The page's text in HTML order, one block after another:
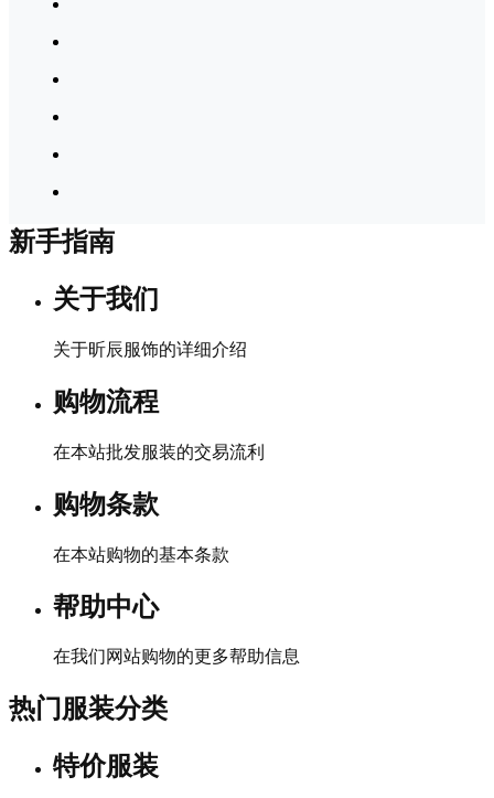
新手指南
关于我们
关于昕辰服饰的详细介绍
购物流程
在本站批发服装的交易流利
购物条款
在本站购物的基本条款
帮助中心
在我们网站购物的更多帮助信息
热门服装分类
特价服装